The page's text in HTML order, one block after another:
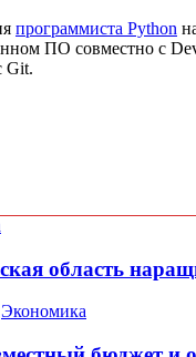
программиста Python
ПО совместно с
Git.
область
Экономика